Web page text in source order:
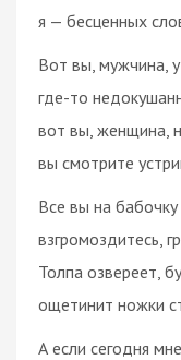
я — бесценных
Вот вы, мужчина, у
где-то
вот вы, женщина,
вы смотрите
Все вы на
взгромоздитесь,
Толпа озвереет,
ощетинит ножки
А если сегодня